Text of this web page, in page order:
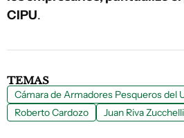
CIPU.
TEMAS
Cámara de Armadores Pesqueros del
Roberto Cardozo
Juan Riva Zucchelli